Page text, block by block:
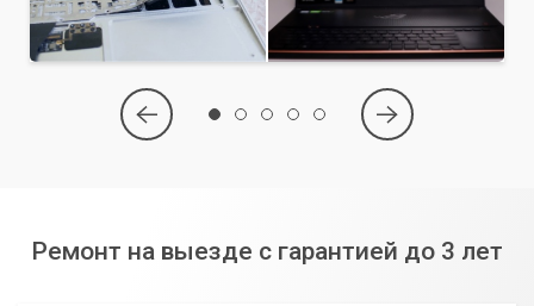
Ремонт на выезде с гарантией до 3 лет